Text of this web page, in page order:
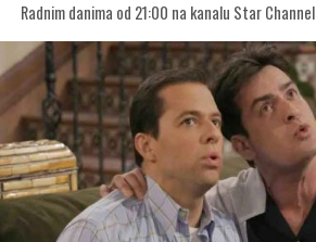
Radnim danima od 21:00 na kanalu Star Channel